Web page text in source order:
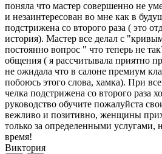
поняла что мастер совершенно не
и незаинтересован во мне как в
подстрижена со второго раза ( это
история). Мастер все делал с
постоянно вопрос " что теперь не
общения ( я рассчитывала приятно
не ожидала что в салоне премиум
побоюсь этого слова, хамка). При
челка подстрижена со второго раза
руководство обучите пожалуйста
вежливо и позитивно, женщины
только за определенными услугами,
время!
Виктория